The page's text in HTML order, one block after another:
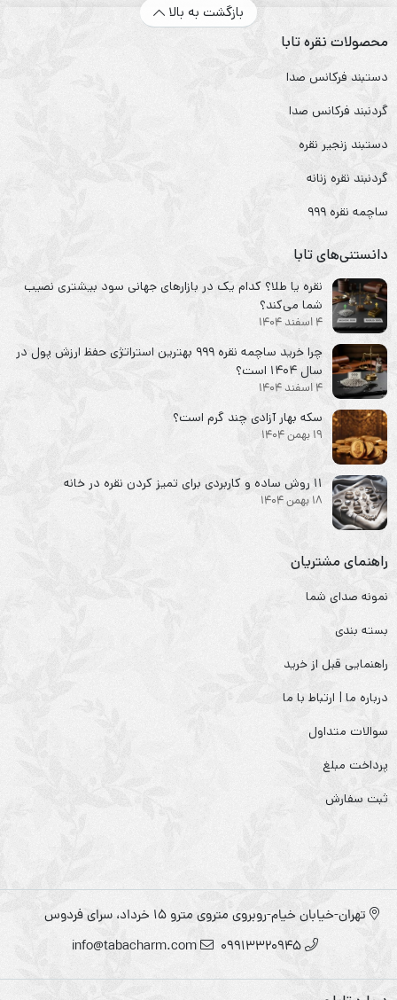
بازگشت به بالا
محصولات نقره تابا
دستبند فرکانس صدا
گردنبند فرکانس صدا
دستبند زنجیر نقره
گردنبند نقره زنانه
ساچمه نقره ۹۹۹
دانستنی‌های تابا
نقره یا طلا؟ کدام یک در بازارهای جهانی سود بیشتری نصیب
شما می‌کند؟
4 اسفند 1404
چرا خرید ساچمه نقره ۹۹۹ بهترین استراتژی حفظ ارزش پول در
سال ۱۴۰۴ است؟
4 اسفند 1404
سکه‌ بهار آزادی چند گرم است؟
19 بهمن 1404
۱۱ روش ساده و کاربردی برای تمیز کردن نقره در خانه
18 بهمن 1404
راهنمای مشتریان
نمونه صدای شما
بسته بندی
راهنمایی قبل از خرید
درباره ما | ارتباط با ما
سوالات متداول
پرداخت مبلغ
ثبت سفارش
تهران-خیابان خیام-روبروی متروی مترو ۱۵ خرداد، سرای فردوس
09913320945
info@tabacharm.com